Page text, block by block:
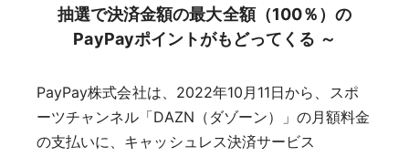
抽選で決済金額の最大全額（100％）の
PayPayポイントがもどってくる ～
PayPay株式会社は、2022年10月11日から、スポ
ーツチャンネル「DAZN（ダゾーン）」の月額料金
の支払いに、キャッシュレス決済サービス